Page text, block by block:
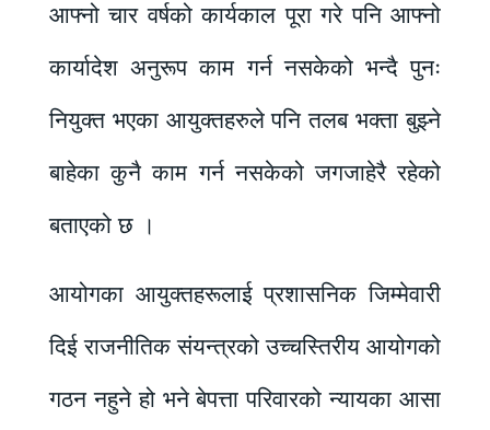
आफ्नो चार वर्षको कार्यकाल पूरा गरे पनि आफ्नो
कार्यादेश अनुरूप काम गर्न नसकेको भन्दै पुनः
नियुक्त भएका आयुक्तहरुले पनि तलब भक्ता बुझ्ने
बाहेका कुनै काम गर्न नसकेको जगजाहेरै रहेको
बताएको छ ।
आयोगका आयुक्तहरूलाई प्रशासनिक जिम्मेवारी
दिई राजनीतिक संयन्त्रको उच्चस्तिरीय आयोगको
गठन नहुने हो भने बेपत्ता परिवारको न्यायका आसा